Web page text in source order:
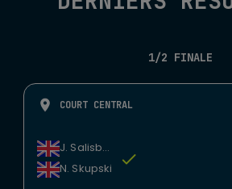
1/2 FINALE
COURT CENTRAL
J. Salisbury
N. Skupski